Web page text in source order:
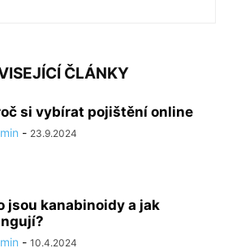
ČLÁNKY
si vybírat pojištění online
- 23.9.2024
jsou kanabinoidy a jak
- 10.4.2024